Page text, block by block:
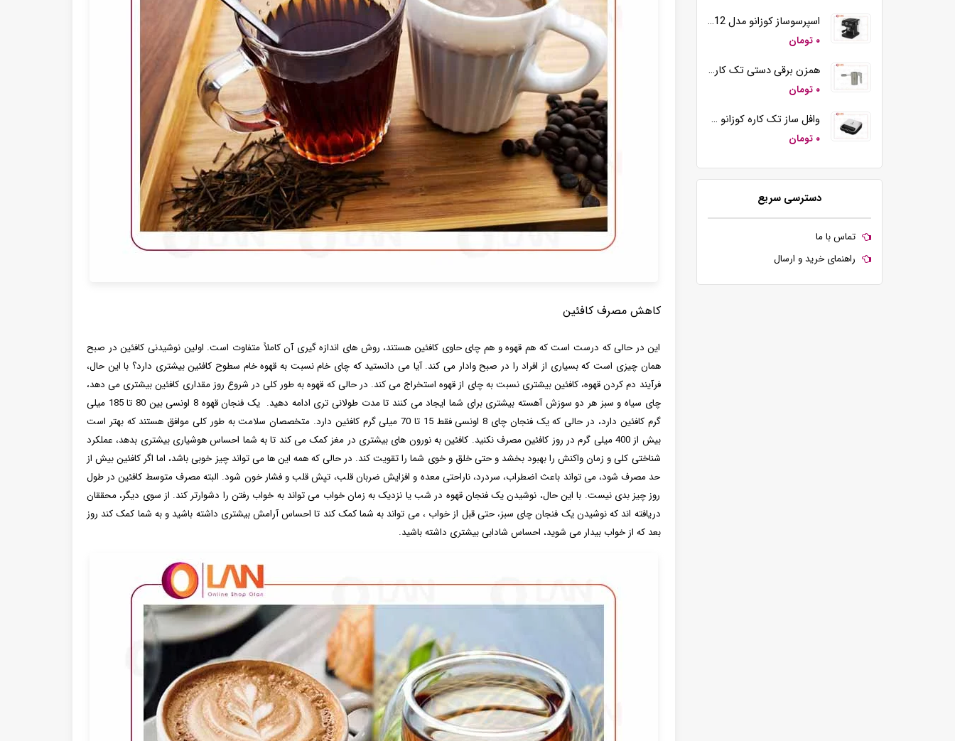
کاهش مصرف کافئین
این در حالی که درست است که هم قهوه و هم چای حاوی کافئین هستند، روش ‌های اندازه‌ گیری آن کاملاً متفاوت است. اولین نوشیدنی کافئین در صبح
همان چیزی است که بسیاری از افراد را در صبح وادار می کند. آیا می دانستید که چای خام نسبت به قهوه خام سطوح کافئین بیشتری دارد؟ با این حال،
فرآیند دم کردن قهوه، کافئین بیشتری نسبت به چای از قهوه استخراج می کند. در حالی که قهوه به طور کلی در شروع روز مقداری کافئین بیشتری می دهد،
چای سیاه و سبز هر دو سوزش آهسته بیشتری برای شما ایجاد می کنند تا مدت طولانی تری ادامه دهید. یک فنجان قهوه 8 اونسی بین 80 تا 185 میلی
گرم کافئین دارد، در حالی که یک فنجان چای 8 اونسی فقط 15 تا 70 میلی گرم کافئین دارد. متخصصان سلامت به طور کلی موافق هستند که بهتر است
بیش از 400 میلی گرم در روز کافئین مصرف نکنید. کافئین به نورون های بیشتری در مغز کمک می ‌کند تا به شما احساس هوشیاری بیشتری بدهد، عملکرد
شناختی کلی و زمان واکنش را بهبود بخشد و حتی خلق و خوی شما را تقویت کند. در حالی که همه این ها می تواند چیز خوبی باشد، اما اگر کافئین بیش از
حد مصرف شود، می تواند باعث اضطراب، سردرد، ناراحتی معده و افزایش ضربان قلب، تپش قلب و فشار خون شود. البته مصرف متوسط کافئین در طول
روز چیز بدی نیست. با این حال، نوشیدن یک فنجان قهوه در شب یا نزدیک به زمان خواب می تواند به خواب رفتن را دشوارتر کند. از سوی دیگر، محققان
دریافته ‌اند که نوشیدن یک فنجان چای سبز، حتی قبل از خواب ، می‌ تواند به شما کمک کند تا احساس آرامش بیشتری داشته باشید و به شما کمک کند روز
بعد که از خواب بیدار می‌ شوید، احساس شادابی بیشتری داشته باشید.
اسپرسوساز کوزانو مدل KM12
۰ تومان
همزن برقی دستی تک کاره کوزانو مدل HM212
۰ تومان
وافل ساز تک کاره کوزانو مدل KZ20
۰ تومان
دسترسی سریع
تماس با ما
راهنمای خرید و ارسال